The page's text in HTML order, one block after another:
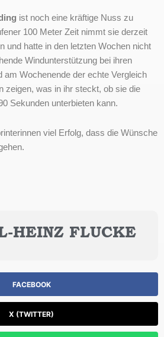
ist noch eine kräftige Nuss zu
100 Meter Zeit nimmt sie derzeit
und hatte in den letzten Wochen nicht
Windunterstützung bei ihren
am Wochenende der echte Vergleich
zeigen, was in ihr steckt, ob sie die
Sekunden unterbieten kann.
viel Erfolg, dass die Wünsche
HEINZ FLUCKE
FACEBOOK
X (TWITTER)